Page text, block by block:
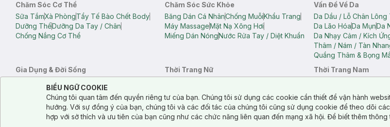
Chăm Sóc Cơ Thể
Sữa TắmXà PhòngTẩy Tế Bào Chết Body
Dưỡng ThểDưỡng Da Tay / Chân
Chống Nắng Cơ Thể
Chăm Sóc Sức Khỏe
Băng Dán Cá NhânChống MuỗiKhẩu Trang
Máy MassageMặt Nạ Xông Hơi
Miếng Dán NóngNước Rửa Tay / Diệt Khuẩn
Vấn Đề Về Da
Da Dầu / Lỗ Chân Lông
Da Lão HóaDa MụnDa
Da Nhạy Cảm / Kích
Thâm / Nám / Tàn
Quầng Thâm & Bọng
Gia Dụng & Đời Sống
Bông Tắm / Phụ Kiện Tắm
Phụ Kiện Điện Thoại Quạt Cầm Tay / Quạt Mini
Khử Mùi / Làm Thơm PhòngNước GiặtNước Xả
Thời Trang Nữ
Quần Lót NữQuần Short Nữ
Thời Trang Nam
Túi Xách
Cookie Consent
Notice about cookies usage
BIỂU NGỮ COOKIE
Chúng tôi quan tâm đến quyền riêng tư của bạn. Chúng tôi sử dụng các cookie cần thiết để vận hành
hướng. Với sự đồng ý của bạn, chúng tôi và các đối tác của chúng tôi cũng sử dụng cookie để theo dõi
hợp với sở thích và ưu tiên của bạn cũng như các chức năng liên quan đến mạng xã hội. Để biết thêm thông